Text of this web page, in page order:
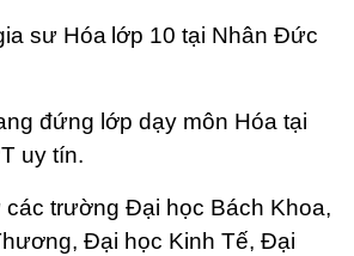
sư Hóa lớp 10 tại Nhân Đức
đứng lớp dạy môn Hóa tại
uy tín.
các trường Đại học Bách Khoa,
Đại học Kinh Tế, Đại